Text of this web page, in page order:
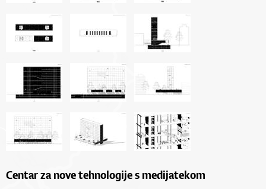
Centar za nove tehnologije s medijatekom